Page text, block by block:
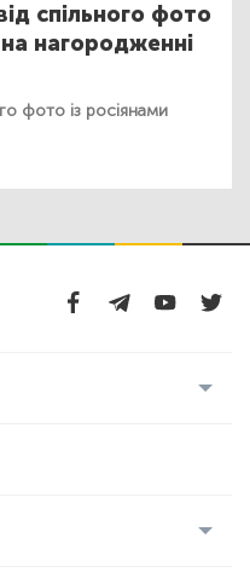
спільного фото
нагородженні
фото із росіянами